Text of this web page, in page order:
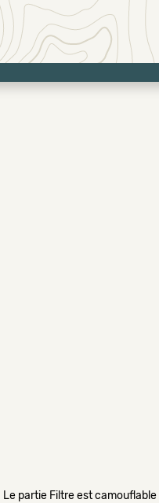
Le partie Filtre est